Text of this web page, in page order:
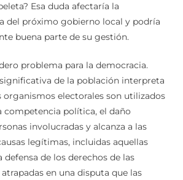
Esa duda afectaría la
del próximo gobierno local y podría
buena parte de su gestión.
problema para la democracia.
de la población interpreta
organismos electorales son utilizados
competencia política, el daño
involucradas y alcanza a las
legítimas, incluidas aquellas
defensa de los derechos de las
en una disputa que las